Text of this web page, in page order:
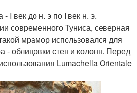
I век до н. э по I век н. э.
современного Туниса, северная
мрамор использовался для
- облицовки стен и колонн. Перед
Lumachella Orientale